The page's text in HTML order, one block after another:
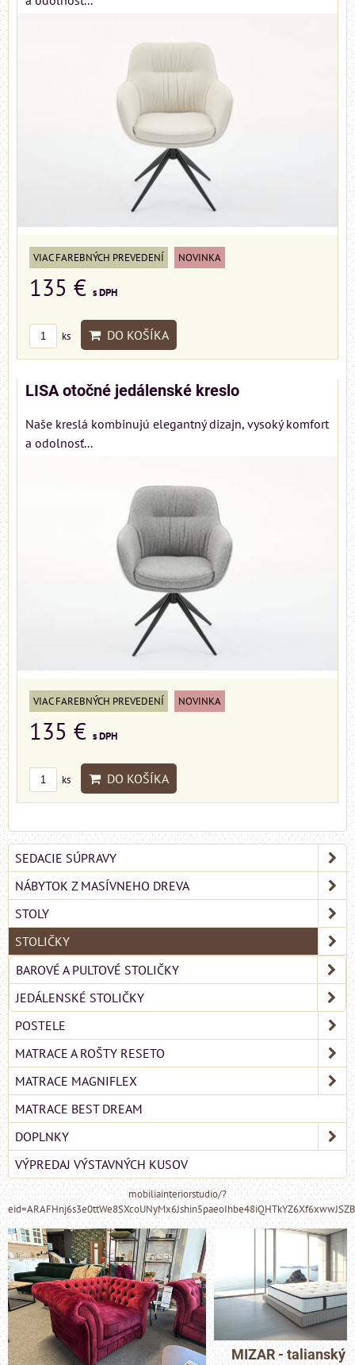
VIAC FAREBNÝCH PREVEDENÍ NOVINKA
135 € s DPH
ks DO KOŠÍKA
LISA otočné jedálenské kreslo
Naše kreslá kombinujú elegantný dizajn, vysoký komfort
a odolnosť...
VIAC FAREBNÝCH PREVEDENÍ NOVINKA
135 € s DPH
ks DO KOŠÍKA
SEDACIE SÚPRAVY
NÁBYTOK Z MASÍVNEHO DREVA
STOLY
STOLIČKY
BAROVÉ A PULTOVÉ STOLIČKY
JEDÁLENSKÉ STOLIČKY
POSTELE
MATRACE A ROŠTY RESETO
MATRACE MAGNIFLEX
MATRACE BEST DREAM
DOPLNKY
VÝPREDAJ VÝSTAVNÝCH KUSOV
mobiliainteriorstudio/?
MIZAR - talianský matrac